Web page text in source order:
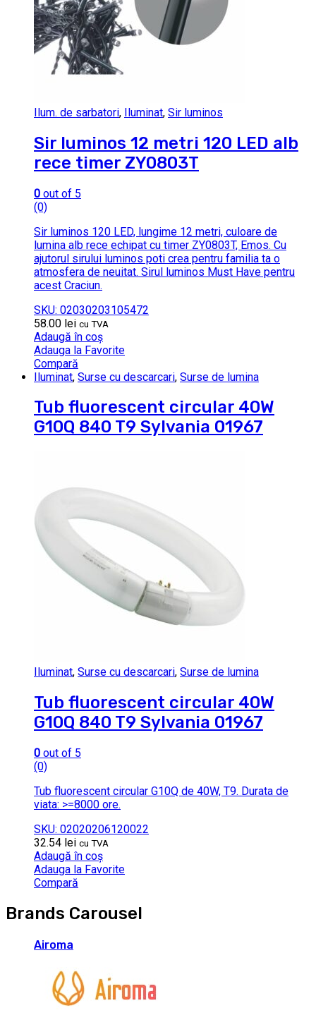
Ilum. de sarbatori, Iluminat, Sir luminos
Sir luminos 12 metri 120 LED alb
rece timer ZY0803T
0 out of 5
(0)
Sir luminos 120 LED, lungime 12 metri, culoare de
lumina alb rece echipat cu timer ZY0803T, Emos. Cu
ajutorul sirului luminos poti crea pentru familia ta o
atmosfera de neuitat. Sirul luminos Must Have pentru
acest Craciun.
SKU: 02030203105472
58.00 lei cu TVA
Adaugă în coș
Adauga la Favorite
Compară
Iluminat, Surse cu descarcari, Surse de lumina
Tub fluorescent circular 40W
G10Q 840 T9 Sylvania 01967
Iluminat, Surse cu descarcari, Surse de lumina
Tub fluorescent circular 40W
G10Q 840 T9 Sylvania 01967
0 out of 5
(0)
Tub fluorescent circular G10Q de 40W, T9. Durata de
viata: >=8000 ore.
SKU: 02020206120022
32.54 lei cu TVA
Adaugă în coș
Adauga la Favorite
Compară
Brands Carousel
Airoma